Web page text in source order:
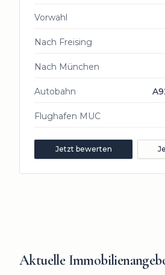
Vorwahl
Nach Freising
Nach München
Autobahn
Flughafen MUC
Jetzt bewerten
Aktuelle